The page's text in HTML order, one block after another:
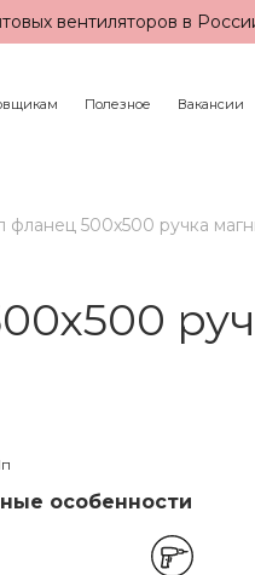
вентиляторов в
Полезное Вакансии
500х500 ручка
особенности